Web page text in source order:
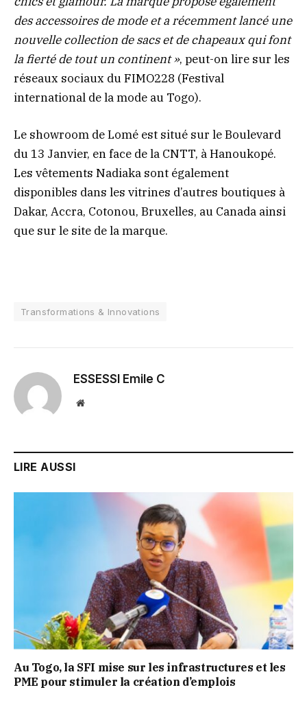
des accessoires de mode et a récemment lancé une
nouvelle collection de sacs et de chapeaux qui font
la fierté de tout un continent », peut-on lire sur les
réseaux sociaux du FIMO228 (Festival
international de la mode au Togo).
Le showroom de Lomé est situé sur le Boulevard
du 13 Janvier, en face de la CNTT, à Hanoukopé.
Les vêtements Nadiaka sont également
disponibles dans les vitrines d’autres boutiques à
Dakar, Accra, Cotonou, Bruxelles, au Canada ainsi
que sur le site de la marque.
Transformations & Innovations
ESSESSI Emile C
Website
LIRE AUSSI
Au Togo, la SFI mise sur les infrastructures et les
PME pour stimuler la création d’emplois